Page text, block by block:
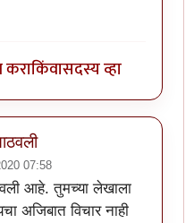
कराकिंवासदस्य व्हा
07:58
आहे. तुमच्या लेखाला
अजिबात विचार नाही